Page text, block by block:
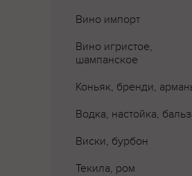
Вино импорт
Вино игристое,
шампанское
Коньяк, бренди,
Водка, настойка,
Виски, бурбон
Текила, ром